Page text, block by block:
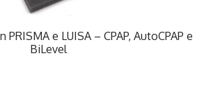
e LUISA – CPAP, AutoCPAP e
BiLevel